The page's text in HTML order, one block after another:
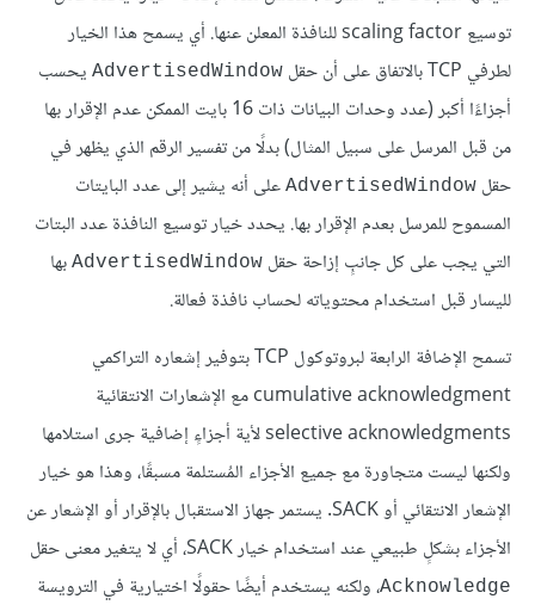
توسيع scaling factor للنافذة المعلن عنها. أي يسمح هذا الخيار
لطرفي TCP بالاتفاق على أن حقل
AdvertisedWindow يحسب
أجزاءًا أكبر (عدد وحدات البيانات ذات 16 بايت الممكن عدم الإقرار بها
من قبل المرسل على سبيل المثال) بدلًا من تفسير الرقم الذي يظهر في
حقل AdvertisedWindow على أنه يشير إلى عدد البايتات
المسموح للمرسل بعدم الإقرار بها. يحدد خيار توسيع النافذة عدد البتات
التي يجب على كل جانبٍ إزاحة حقل AdvertisedWindow بها
لليسار قبل استخدام محتوياته لحساب نافذة فعالة.
تسمح الإضافة الرابعة لبروتوكول TCP بتوفير إشعاره التراكمي
cumulative acknowledgment مع الإشعارات الانتقائية
selective acknowledgments لأية أجزاءٍ إضافية جرى استلامها
ولكنها ليست متجاورة مع جميع الأجزاء المُستلمة مسبقًا، وهذا هو خيار
الإشعار الانتقائي أو SACK. يستمر جهاز الاستقبال بالإقرار أو الإشعار عن
الأجزاء بشكلٍ طبيعي عند استخدام خيار SACK، أي لا يتغير معنى حقل
Acknowledge، ولكنه يستخدم أيضًا حقولًا اختيارية في الترويسة